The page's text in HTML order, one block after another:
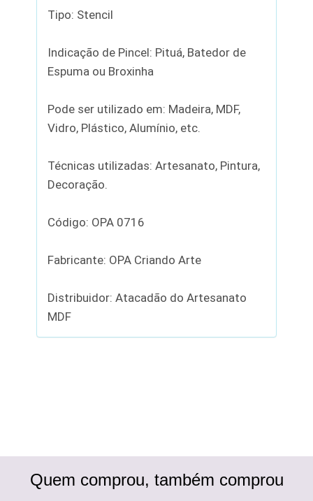
Tipo: Stencil
Indicação de Pincel: Pituá, Batedor de
Espuma ou Broxinha
Pode ser utilizado em: Madeira, MDF,
Vidro, Plástico, Alumínio, etc.
Técnicas utilizadas: Artesanato, Pintura,
Decoração.
Código: OPA 0716
Fabricante: OPA Criando Arte
Distribuidor: Atacadão do Artesanato
MDF
Quem comprou, também comprou